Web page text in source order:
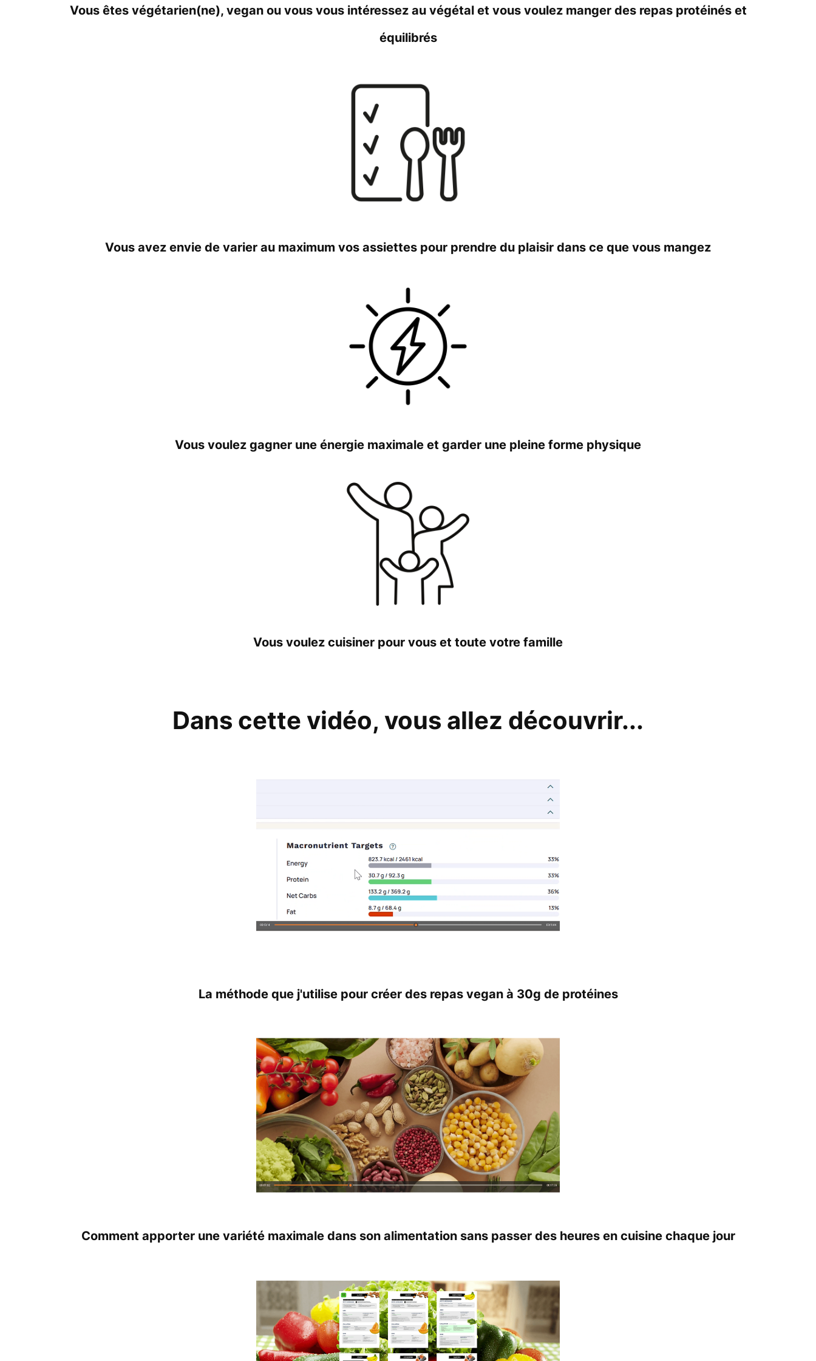
Vous êtes végétarien(ne), vegan ou vous vous intéressez au végétal et vous voulez manger des repas protéinés et
équilibrés
Vous avez envie de varier au maximum vos assiettes pour prendre du plaisir dans ce que vous mangez
Vous voulez gagner une énergie maximale et garder une pleine forme physique
Vous voulez cuisiner pour vous et toute votre famille
Dans cette vidéo, vous allez découvrir...
La méthode que j'utilise pour créer des repas vegan à 30g de protéines
Comment apporter une variété maximale dans son alimentation sans passer des heures en cuisine chaque jour